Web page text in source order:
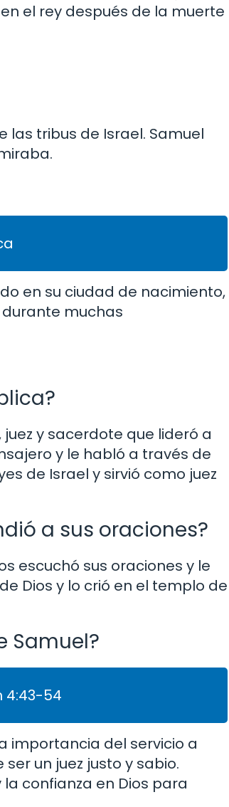
el rey después de la muerte
las tribus de Israel. Samuel
en su ciudad de nacimiento,
durante muchas
y sacerdote que lideró a
y le habló a través de
de Israel y sirvió como juez
a sus oraciones?
escuchó sus oraciones y le
Dios y lo crió en el templo de
Samuel?
4:43-54
importancia del servicio a
un juez justo y sabio.
confianza en Dios para